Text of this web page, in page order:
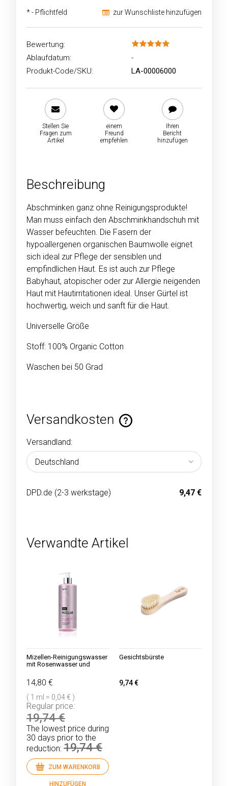
zur Wunschliste hinzufügen
*- Pflichtfeld
Bewertung:
Ablaufdatum:
-
Produkt-Code/SKU:
LA-00006000
Stellen Sie
Fragen zum
Artikel
einem
Freund
empfehlen
Ihren
Bericht
hinzufügen
Beschreibung
Abschminken ganz ohne Reinigungsprodukte!
Man muss einfach den Abschminkhandschuh mit
Wasser befeuchten. Die Fasern der
hypoallergenen organischen Baumwolle eignet
sich ideal zur Pflege der sensiblen und
empfindlichen Haut. Es ist auch zur Pflege
Babyhaut, atopischer oder zur Allergie neigenden
Haut mit Hautirritationen ideal. Unser Gürtel ist
hochwertig, weich und sanft für die Haut.
Universelle Größe
Stoff: 100% Organic Cotton
Waschen bei 50 Grad
Versandkosten
Im Preis sind keine Zahlungskosten enthalten
Versandland:
DPD.de (2-3 werkstage) 9,47 €
Verwandte Artikel
Mizellen-Reinigungswasser
mit Rosenwasser und
14,80 €
( 1 ml = 0,04 € )
Regular price:
19,74 €
The lowest price during
30 days prior to the
reduction: 19,74 €
ZUM WARENKORB
HINZUFÜGEN
Gesichtsbürste
9,74 €